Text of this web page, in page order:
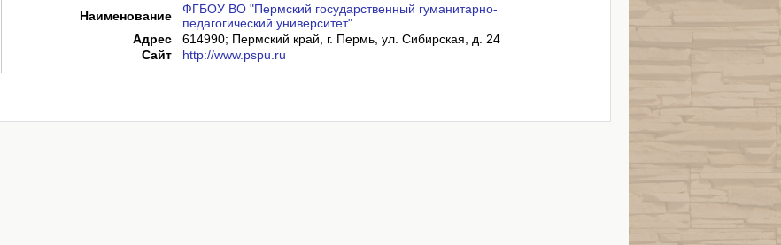
Наименование
ФГБОУ ВО "Пермский государственный гуманитарно-
педагогический университет"
Адрес
614990; Пермский край, г. Пермь, ул. Сибирская, д. 24
Сайт
http://www.pspu.ru